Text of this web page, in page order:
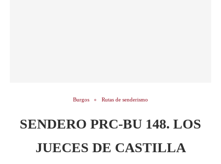
Burgos Rutas de senderismo
SENDERO PRC-BU 148. LOS
JUECES DE CASTILLA